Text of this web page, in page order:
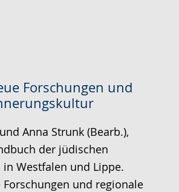
Forschungen und
Anna Strunk (Bearb.),
der jüdischen
Westfalen und Lippe.
Forschungen und regionale